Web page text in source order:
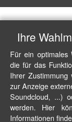
Ihre
Für ein optimales
die für das
Ihrer
zur Anzeige
Soundcloud, ...)
werden. Hier
Informationen